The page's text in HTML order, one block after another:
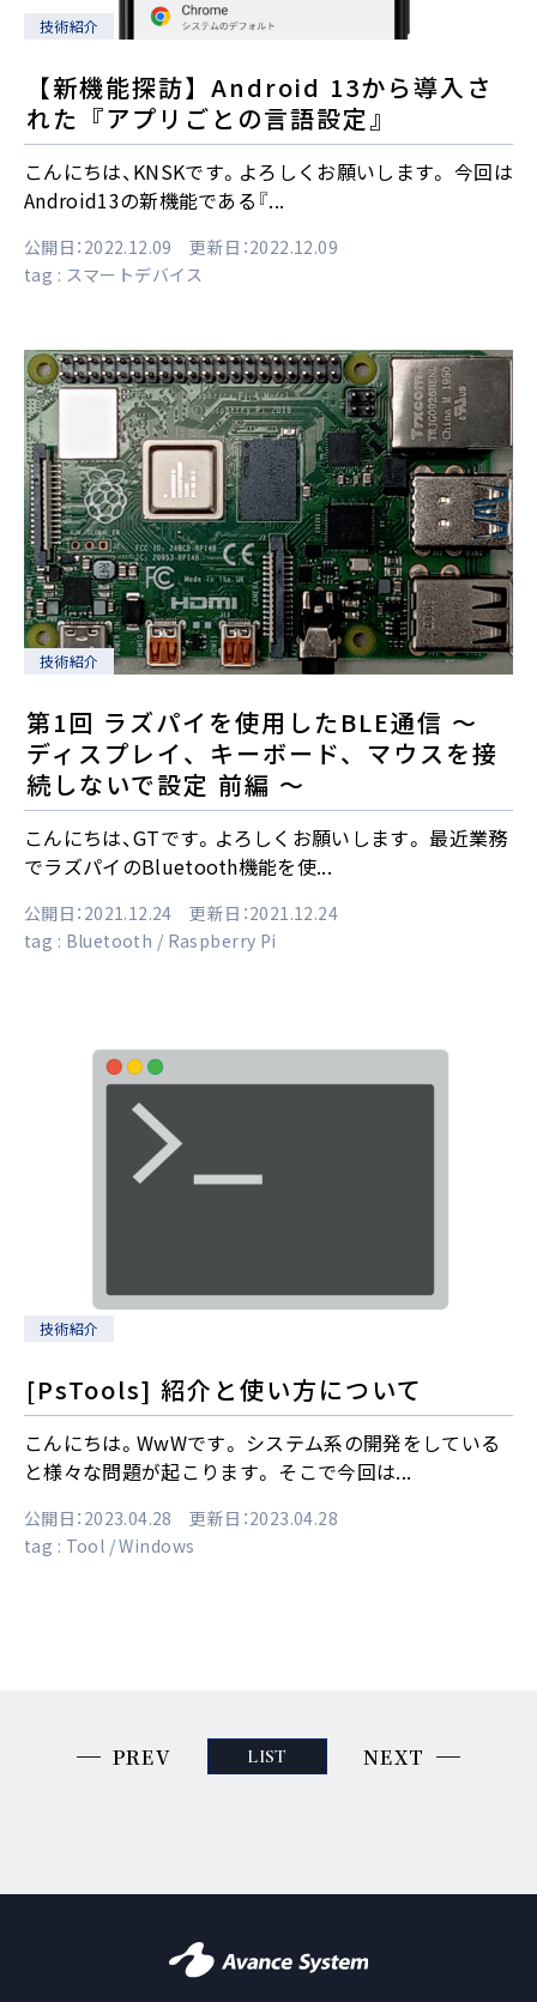
技術紹介
【新機能探訪】Android 13から導入さ
れた『アプリごとの言語設定』
こんにちは、KNSKです。よろしくお願いします。 今回は
Android13の新機能である『...
公開日：2022.12.09 更新日：2022.12.09
tag : スマートデバイス
技術紹介
第1回 ラズパイを使用したBLE通信 ～
ディスプレイ、キーボード、マウスを接
続しないで設定 前編 ～
こんにちは、GTです。よろしくお願いします。 最近業務
でラズパイのBluetooth機能を使...
公開日：2021.12.24 更新日：2021.12.24
tag : Bluetooth Raspberry Pi
技術紹介
[PsTools] 紹介と使い方について
こんにちは。WwWです。 システム系の開発をしている
と様々な問題が起こります。 そこで今回は...
公開日：2023.04.28 更新日：2023.04.28
tag : Tool Windows
PREV LIST NEXT